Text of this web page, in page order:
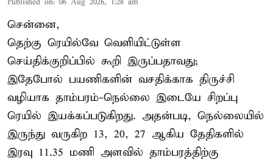
Published on: 06 Aug 2026, 1:28 am
சென்னை,
தெற்கு ரெயில்வே வெளியிட்டுள்ள
செய்திக்குறிப்பில் கூறி இருப்பதாவது;
இதேபோல் பயணிகளின் வசதிக்காக திருச்சி
வழியாக தாம்பரம்-நெல்லை இடையே சிறப்பு
ரெயில் இயக்கப்படுகிறது. அதன்படி, நெல்லையில்
இருந்து வருகிற 13, 20, 27 ஆகிய தேதிகளில்
இரவு 11.35 மணி அளவில் தாம்பரத்திற்கு